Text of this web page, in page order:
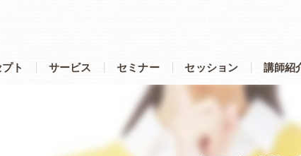
ト サービス セミナー
ブレインジム101 セミナー
OBO セミナー
セッション
キネシオロジー(タッチ
ブレインジム101 セッシ
講師紹